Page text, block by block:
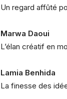
Un regard affûté
Marwa Daoui
L’élan créatif en
Lamia Benhida
La finesse des